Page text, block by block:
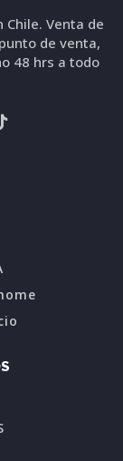
Chile. Venta de
de venta,
48 hrs a todo